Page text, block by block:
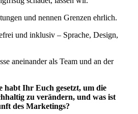
und nennen Grenzen ehrlich.
und inklusiv – Sprache, Design,
aneinander als Team und an der
habt Ihr Euch gesetzt, um die
zu verändern, und was ist
des Marketings?